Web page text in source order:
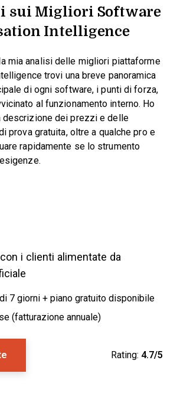
sui Migliori Software
Intelligence
mia analisi delle migliori piattaforme
trovi una breve panoramica
di ogni software, i punti di forza,
al funzionamento interno. Ho
descrizione dei prezzi e delle
prova gratuita, oltre a qualche pro e
rapidamente se lo strumento
i clienti alimentate da
7 giorni + piano gratuito disponibile
(fatturazione annuale)
Rating: 4.7/5